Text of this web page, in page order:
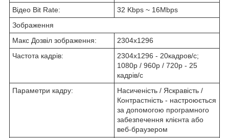
Відео Bit Rate:
32 Kbps ~ 16Mbps
Зображення
Макс Дозвіл зображення:
2304x1296
Частота кадрів:
2304x1296 - 20кадров/с;
1080p / 960p / 720p - 25
кадрів/с
Параметри кадру:
Насиченість / Яскравість /
Контрастність - настроюється
за допомогою програмного
забезпечення клієнта або
веб-браузером